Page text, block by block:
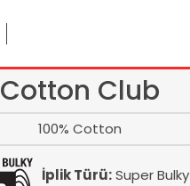
Cotton Club
100% Cotton
İplik Türü:Super Bulky